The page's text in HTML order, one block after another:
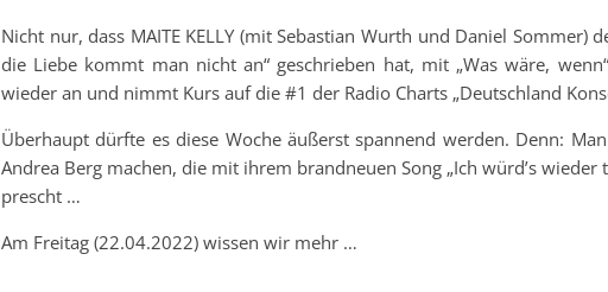
Nicht nur, dass MAITE KELLY (mit Sebastian Wurth und Daniel Sommer)
die Liebe kommt man nicht an“ geschrieben hat, mit „Was wäre,
wieder an und nimmt Kurs auf die #1 der Radio Charts „Deutschland
Überhaupt dürfte es diese Woche äußerst spannend werden. Denn:
Andrea Berg machen, die mit ihrem brandneuen Song „Ich würd’s
prescht …
Am Freitag (22.04.2022) wissen wir mehr …